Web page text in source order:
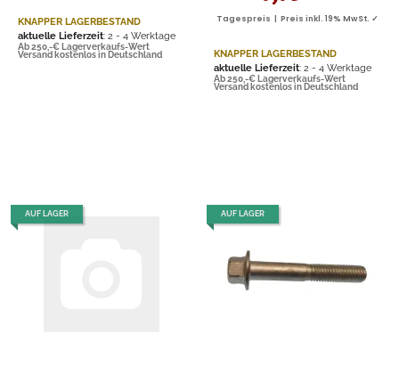
KNAPPER LAGERBESTAND
aktuelle Lieferzeit: 2 - 4 Werktage
Ab 250,-€ Lagerverkaufs-Wert
Versand kostenlos in Deutschland
Tagespreis | Preis inkl. 19% MwSt. ✓
KNAPPER LAGERBESTAND
aktuelle Lieferzeit: 2 - 4 Werktage
Ab 250,-€ Lagerverkaufs-Wert
Versand kostenlos in Deutschland
AUF LAGER AUF LAGER